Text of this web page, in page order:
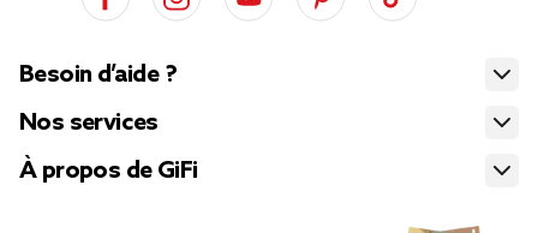
Besoin d’aide ?
Nos services
À propos de GiFi